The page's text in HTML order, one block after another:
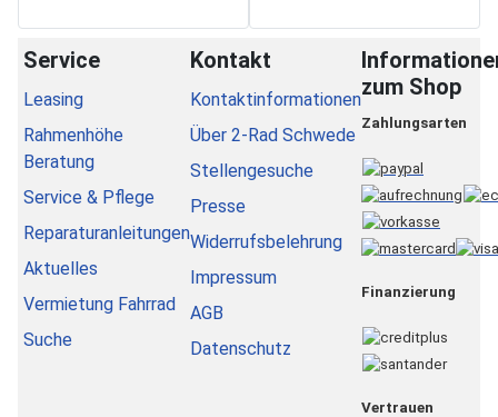
Service
Leasing
Rahmenhöhe
Beratung
Service & Pflege
Reparaturanleitungen
Aktuelles
Vermietung Fahrrad
Suche
Kontakt
Kontaktinformationen
Über 2-Rad Schwede
Stellengesuche
Presse
Widerrufsbelehrung
Impressum
AGB
Datenschutz
zum Shop
Zahlungsarten
Finanzierung
Vertrauen